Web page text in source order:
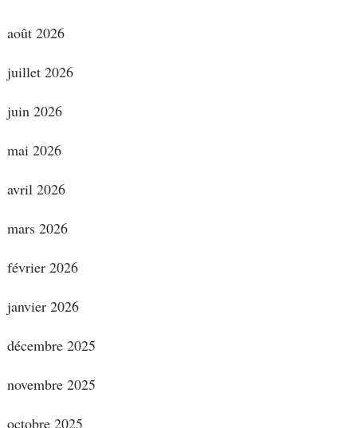
août 2026
juillet 2026
juin 2026
mai 2026
avril 2026
mars 2026
février 2026
janvier 2026
décembre 2025
novembre 2025
octobre 2025